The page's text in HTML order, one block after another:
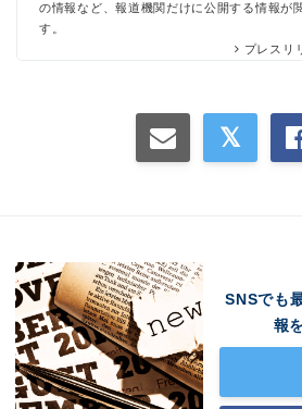
の情報など、報道機関だけに公開する情報が
す。
プレスリ
SNSでも
報